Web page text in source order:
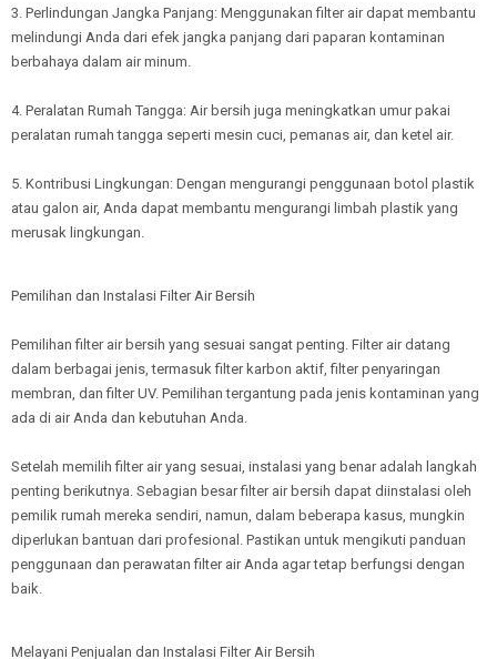
3. Perlindungan Jangka Panjang: Menggunakan filter air dapat membantu
melindungi Anda dari efek jangka panjang dari paparan kontaminan
berbahaya dalam air minum.
4. Peralatan Rumah Tangga: Air bersih juga meningkatkan umur pakai
peralatan rumah tangga seperti mesin cuci, pemanas air, dan ketel air.
5. Kontribusi Lingkungan: Dengan mengurangi penggunaan botol plastik
atau galon air, Anda dapat membantu mengurangi limbah plastik yang
merusak lingkungan.
Pemilihan dan Instalasi Filter Air Bersih
Pemilihan filter air bersih yang sesuai sangat penting. Filter air datang
dalam berbagai jenis, termasuk filter karbon aktif, filter penyaringan
membran, dan filter UV. Pemilihan tergantung pada jenis kontaminan yang
ada di air Anda dan kebutuhan Anda.
Setelah memilih filter air yang sesuai, instalasi yang benar adalah langkah
penting berikutnya. Sebagian besar filter air bersih dapat diinstalasi oleh
pemilik rumah mereka sendiri, namun, dalam beberapa kasus, mungkin
diperlukan bantuan dari profesional. Pastikan untuk mengikuti panduan
penggunaan dan perawatan filter air Anda agar tetap berfungsi dengan
baik.
Melayani Penjualan dan Instalasi Filter Air Bersih